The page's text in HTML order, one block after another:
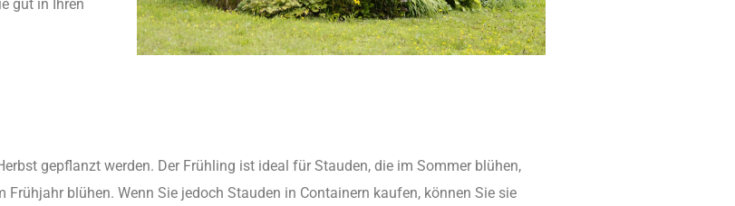
gut in Ihren
gepflanzt werden. Der Frühling ist ideal für Stauden, die im Sommer blühen,
blühen. Wenn Sie jedoch Stauden in Containern kaufen, können Sie sie